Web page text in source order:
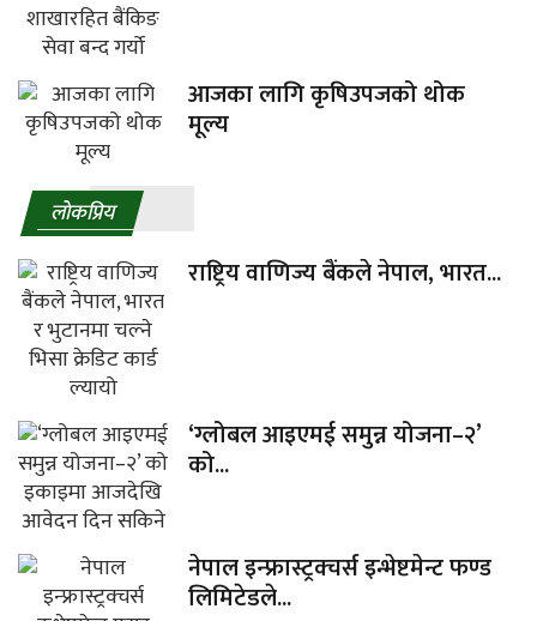
आजका लागि कृषिउपजको थोक
मूल्य
लाेकप्रिय
राष्ट्रिय वाणिज्य बैंकले नेपाल, भारत...
‘ग्लोबल आइएमई समुन्न योजना–२’
को...
नेपाल इन्फ्रास्ट्रक्चर्स इन्भेष्टमेन्ट फण्ड
लिमिटेडले...